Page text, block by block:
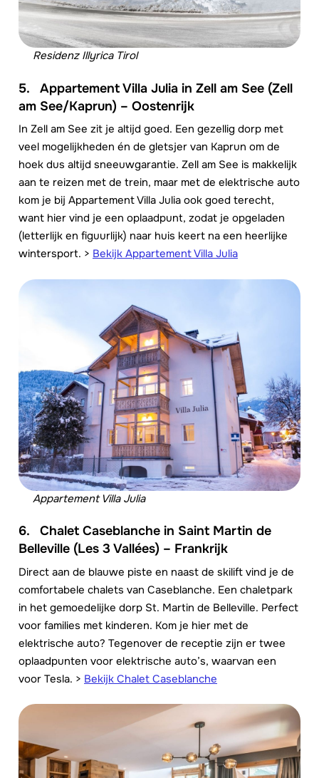
Residenz Illyrica Tirol
5.
Appartement Villa Julia in Zell am See (Zell
am See/Kaprun) – Oostenrijk
In Zell am See zit je altijd goed. Een gezellig dorp met
veel mogelijkheden én de gletsjer van Kaprun om de
hoek dus altijd sneeuwgarantie. Zell am See is makkelijk
aan te reizen met de trein, maar met de elektrische auto
kom je bij Appartement Villa Julia ook goed terecht,
want hier vind je een oplaadpunt, zodat je opgeladen
(letterlijk en figuurlijk) naar huis keert na een heerlijke
wintersport. > Bekijk Appartement Villa Julia
Appartement Villa Julia
6.
Chalet Caseblanche in Saint Martin de
Belleville (Les 3 Vallées) – Frankrijk
Direct aan de blauwe piste en naast de skilift vind je de
comfortabele chalets van Caseblanche. Een chaletpark
in het gemoedelijke dorp St. Martin de Belleville. Perfect
voor families met kinderen. Kom je hier met de
elektrische auto? Tegenover de receptie zijn er twee
oplaadpunten voor elektrische auto’s, waarvan een
voor Tesla. > Bekijk Chalet Caseblanche